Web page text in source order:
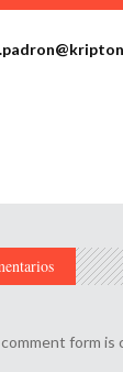
form is